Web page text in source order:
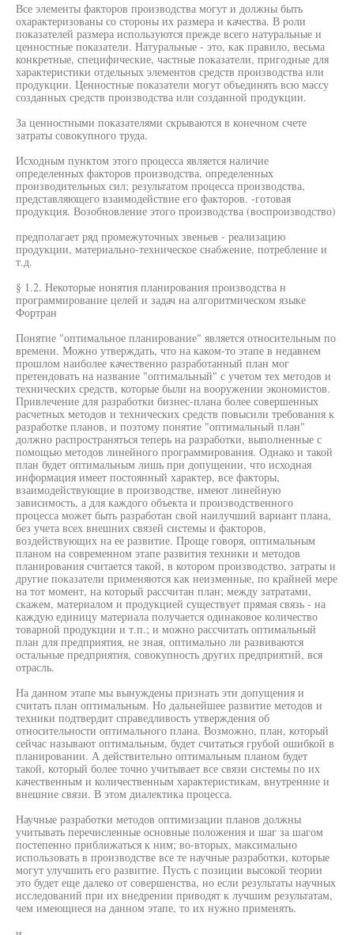
Все элементы факторов производства могут и должны быть
охарактеризованы со стороны их размера и качества. В роли
показателей размера используются прежде всего натуральные и
ценностные показатели. Натуральные - это, как правило, весьма
конкретные, специфические, частные показатели, пригодные для
характеристики отдельных элементов средств производства или
продукции. Ценностные показатели могут объединять всю массу
созданных средств производства или созданной продукции.
За ценностными показателями скрываются в конечном счете
затраты совокупного труда.
Исходным пунктом этого процесса является наличие
определенных факторов производства, определенных
производительных сил; результатом процесса производства,
представляющего взаимодействие его факторов. -готовая
продукция. Возобновление этого производства (воспроизводство)
предполагает ряд промежуточных звеньев - реализацию
продукции, материально-техническое снабжение, потребление и
т.д.
§ 1.2. Некоторые нонятия планирования производства н
программирование целей и задач на алгоритмическом языке
Фортран
Понятие "оптимальное планирование" является относительным по
времени. Можно утверждать, что на каком-то этапе в недавнем
прошлом наиболее качественно разработанный план мог
претендовать на название "оптимальный" с учетом тех методов и
технических средств, которые были на вооружении экономистов.
Привлечение для разработки бизнес-плана более совершенных
расчетных методов и технических средств повысили требования к
разработке планов, и поэтому понятие "оптимальный план"
должно распространяться теперь на разработки, выполненные с
помощью методов линейного программирования. Однако и такой
план будет оптимальным лишь при допущении, что исходная
информация имеет постоянный характер, все факторы,
взаимодействующие в производстве, имеют линейную
зависимость, а для каждого объекта и производственного
процесса может быть разработан свой наилучший вариант плана,
без учета всех внешних связей системы и факторов,
воздействующих на ее развитие. Проще говоря, оптимальным
планом на современном этапе развития техники и методов
планирования считается такой, в котором производство, затраты и
другие показатели применяются как неизменные, по крайней мере
на тот момент, на который рассчитан план; между затратами,
скажем, материалом и продукцией существует прямая связь - на
каждую единицу материала получается одинаковое количество
товарной продукции и т.п.; и можно рассчитать оптимальный
план для предприятия, не зная, оптимально ли развиваются
остальные предприятия, совокупность других предприятий, вся
отрасль.
На данном этапе мы вынуждены признать эти допущения и
считать план оптимальным. Но дальнейшее развитие методов и
техники подтвердит справедливость утверждения об
относительности оптимального плана. Возможно, план, который
сейчас называют оптимальным, будет считаться грубой ошибкой в
планировании. А действительно оптимальным планом будет
такой, который более точно учитывает все связи системы по их
качественным и количественным характеристикам, внутренние и
внешние связи. В этом диалектика процесса.
Научные разработки методов оптимизации планов должны
учитывать перечисленные основные положения и шаг за шагом
постепенно приближаться к ним; во-вторых, максимально
использовать в производстве все те научные разработки, которые
могут улучшить его развитие. Пусть с позиции высокой теории
это будет еще далеко от совершенства, но если результаты научных
исследований при их внедрении приводят к лучшим результатам,
чем имеющиеся на данном этапе, то их нужно применять.